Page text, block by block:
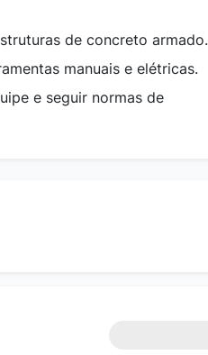
de concreto armado.
manuais e elétricas.
e seguir normas de